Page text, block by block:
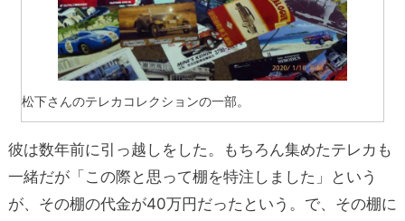
松下さんのテレカコレクションの一部。
彼は数年前に引っ越しをした。もちろん集めたテレカも
一緒だが「この際と思って棚を特注しました」という
が、その棚の代金が40万円だったという。で、その棚に